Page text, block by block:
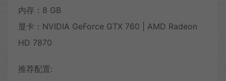
内存：8 GB
显卡：NVIDIA GeForce GTX 760 | AMD Radeon
HD 7870
推荐配置: